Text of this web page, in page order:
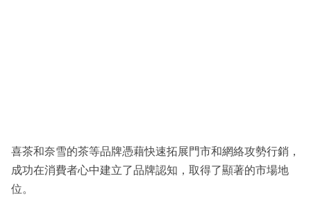
喜茶和奈雪的茶等品牌憑藉快速拓展門市和網絡攻勢行銷，
成功在消費者心中建立了品牌認知，取得了顯著的市場地
位。